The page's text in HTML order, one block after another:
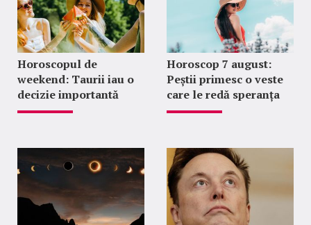
Horoscopul de
weekend: Taurii iau o
decizie importantă
Horoscop 7 august:
Peștii primesc o veste
care le redă speranța